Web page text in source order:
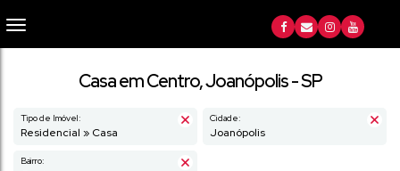
Casa em Centro, Joanópolis - SP
Tipo de Imóvel:
Residencial » Casa
Cidade:
Joanópolis
Bairro: